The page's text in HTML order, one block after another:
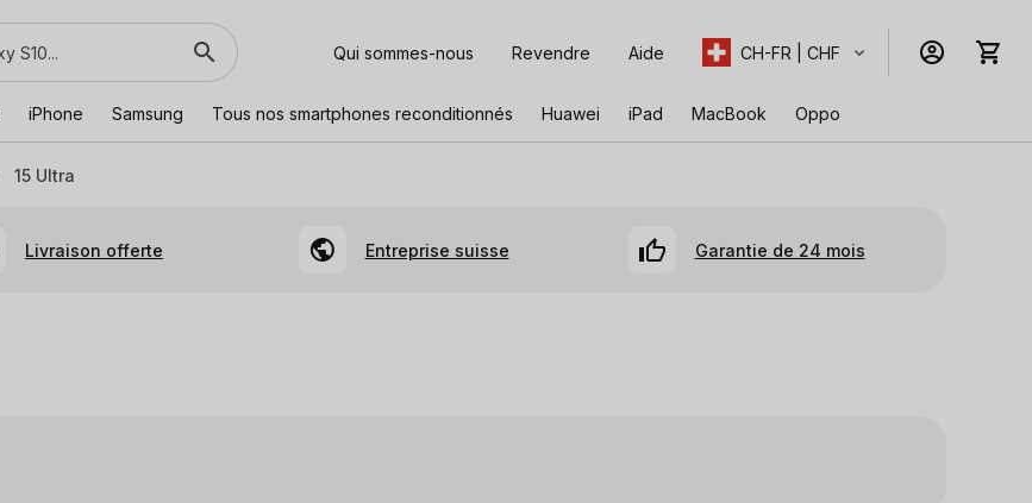
Qui sommes-nous Revendre Aide CH-FR | CHF
iPhone Samsung Tous nos smartphones reconditionnés Huawei iPad MacBook Oppo
15 Ultra
Livraison offerte Entreprise suisse Garantie de 24 mois